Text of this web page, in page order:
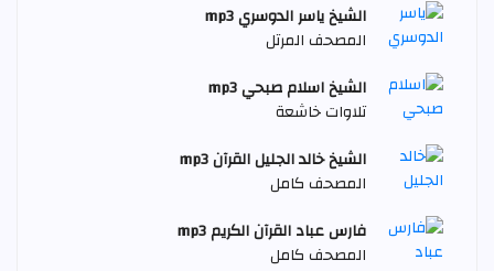
الشيخ ياسر الدوسري mp3
المصحف المرتل
الشيخ اسلام صبحي mp3
تلاوات خاشعة
الشيخ خالد الجليل القرآن mp3
المصحف كامل
فارس عباد القرآن الكريم mp3
المصحف كامل